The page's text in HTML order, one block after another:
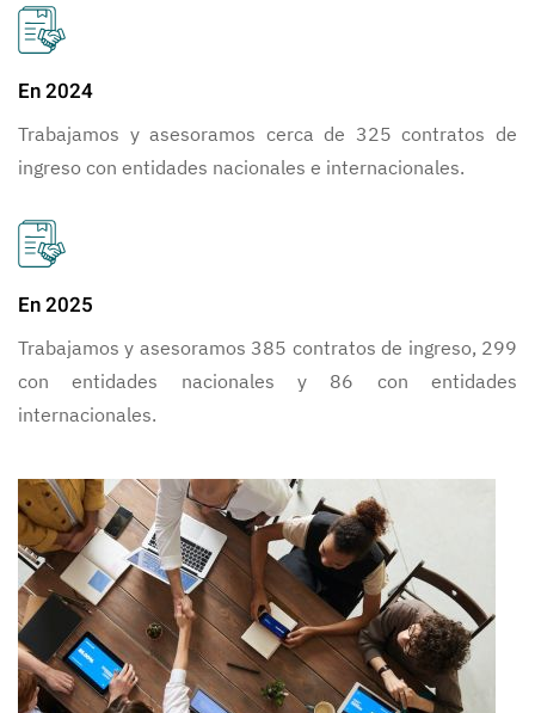
En 2024
Trabajamos y asesoramos cerca de 325 contratos de
ingreso con entidades nacionales e internacionales.
En 2025
Trabajamos y asesoramos 385 contratos de ingreso, 299
con entidades nacionales y 86 con entidades
internacionales.